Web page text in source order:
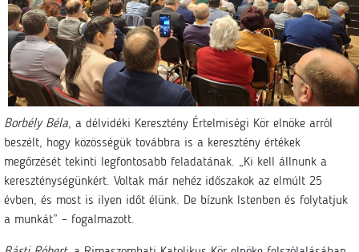
Borbély Béla, a délvidéki Keresztény Értelmiségi Kör elnöke arról
beszélt, hogy közösségük továbbra is a keresztény értékek
megőrzését tekinti legfontosabb feladatának. „Ki kell állnunk a
kereszténységünkért. Voltak már nehéz időszakok az elmúlt 25
évben, és most is ilyen időt élünk. De bízunk Istenben és folytatjuk
a munkát” – fogalmazott.